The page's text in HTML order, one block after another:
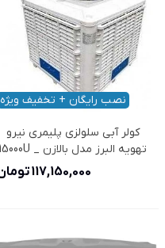
نصب رایگان + تخفیف ویژه
کولر آبی سلولزی پلیمری نیرو
تهویه البرز مدل بالازن _ 15000U
117,150,000 تومان